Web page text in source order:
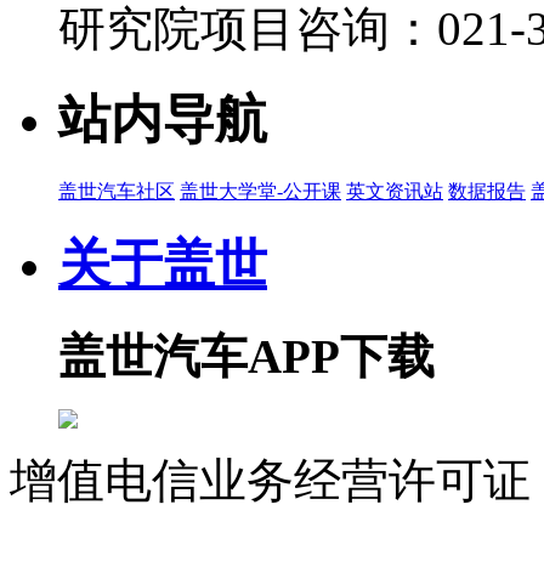
研究院项目咨询：021-
站内导航
盖世汽车社区 盖世大学堂-公开课 英文资讯站 数据报告
关于盖世
盖世汽车APP下载
增值电信业务经营许可